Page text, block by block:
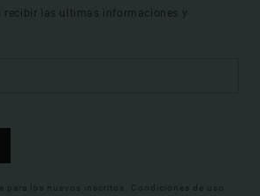
recibir las ultimas informaciones y
para los nuevos inscritos. Condiciones de uso